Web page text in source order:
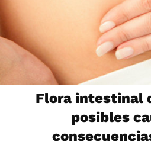
Flora intestinal
posibles